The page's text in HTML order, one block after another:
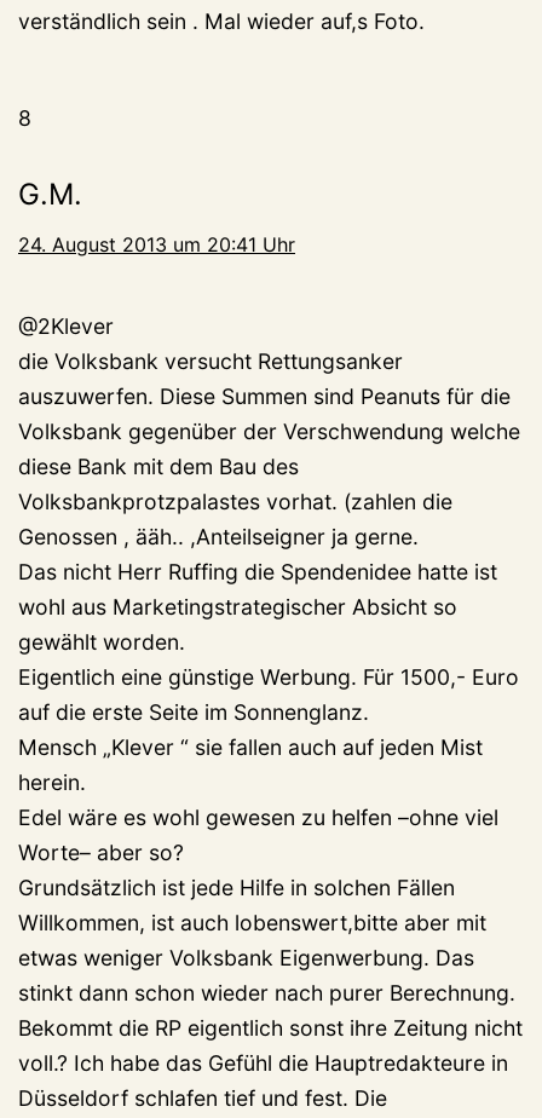
verständlich sein . Mal wieder auf,s Foto.
8
G.M.
24. August 2013 um 20:41 Uhr
@2Klever
die Volksbank versucht Rettungsanker
auszuwerfen. Diese Summen sind Peanuts für die
Volksbank gegenüber der Verschwendung welche
diese Bank mit dem Bau des
Volksbankprotzpalastes vorhat. (zahlen die
Genossen , ääh.. ,Anteilseigner ja gerne.
Das nicht Herr Ruffing die Spendenidee hatte ist
wohl aus Marketingstrategischer Absicht so
gewählt worden.
Eigentlich eine günstige Werbung. Für 1500,- Euro
auf die erste Seite im Sonnenglanz.
Mensch „Klever “ sie fallen auch auf jeden Mist
herein.
Edel wäre es wohl gewesen zu helfen –ohne viel
Worte– aber so?
Grundsätzlich ist jede Hilfe in solchen Fällen
Willkommen, ist auch lobenswert,bitte aber mit
etwas weniger Volksbank Eigenwerbung. Das
stinkt dann schon wieder nach purer Berechnung.
Bekommt die RP eigentlich sonst ihre Zeitung nicht
voll.? Ich habe das Gefühl die Hauptredakteure in
Düsseldorf schlafen tief und fest. Die